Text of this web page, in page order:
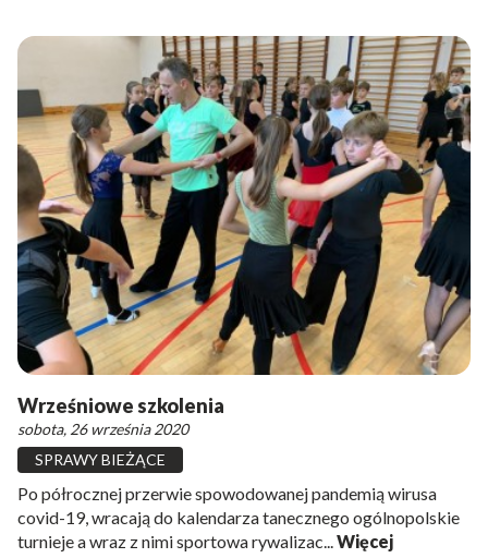
Wrześniowe szkolenia
sobota, 26 września 2020
SPRAWY BIEŻĄCE
Po półrocznej przerwie spowodowanej pandemią wirusa
covid-19, wracają do kalendarza tanecznego ogólnopolskie
turnieje a wraz z nimi sportowa rywalizac...Więcej